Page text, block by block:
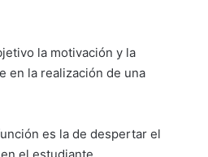
la motivación y la
en la realización de una
es la de despertar el